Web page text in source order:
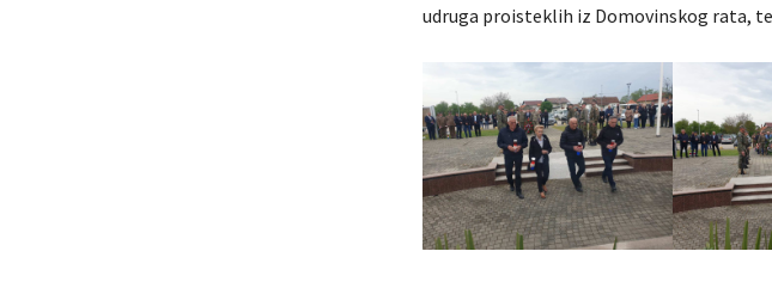
udruga proisteklih iz Domovinskog rata,